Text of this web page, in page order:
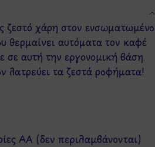
ζεστό χάρη στον ενσωματωμένο
θερμαίνει αυτόματα τον καφέ
σε αυτή την εργονομική βάση.
λατρεύει τα ζεστά ροφήματα!
AA (δεν περιλαμβάνονται)